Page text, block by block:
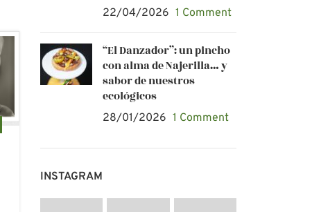
22/04/2026 1 Comment
“El Danzador”: un pincho
con alma de Najerilla… y
sabor de nuestros
ecológicos
28/01/2026 1 Comment
INSTAGRAM